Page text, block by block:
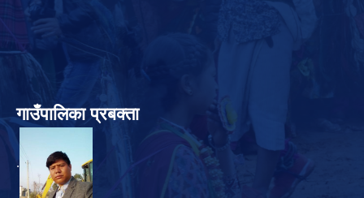
गाउँपालिका प्रबक्ता
.